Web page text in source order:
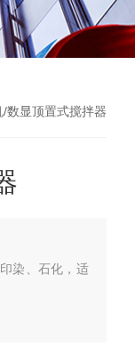
数显顶置式搅拌器
染、石化，适